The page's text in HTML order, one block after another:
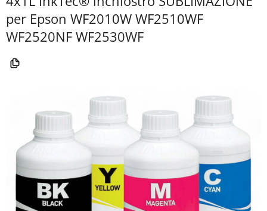
per Epson WF2010W WF2510WF
WF2520NF WF2530WF